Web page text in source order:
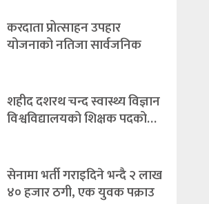
करदाता प्रोत्साहन उपहार
योजनाको नतिजा सार्वजनिक
शहीद दशरथ चन्द स्वास्थ्य विज्ञान
विश्वविद्यालयको शिक्षक पदको…
सेनामा भर्ती गराइदिने भन्दै २ लाख
४० हजार ठगी, एक युवक पक्राउ